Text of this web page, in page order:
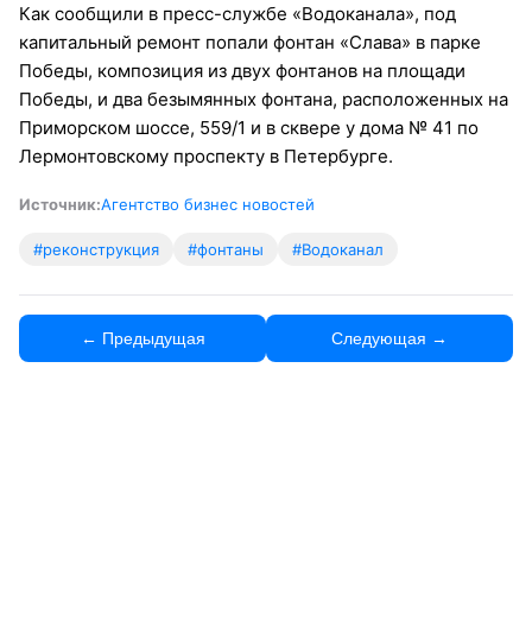
Как сообщили в пресс-службе «Водоканала», под
капитальный ремонт попали фонтан «Слава» в парке
Победы, композиция из двух фонтанов на площади
Победы, и два безымянных фонтана, расположенных на
Приморском шоссе, 559/1 и в сквере у дома № 41 по
Лермонтовскому проспекту в Петербурге.
Источник:Агентство бизнес новостей
#реконструкция #фонтаны #Водоканал
← Предыдущая Следующая →